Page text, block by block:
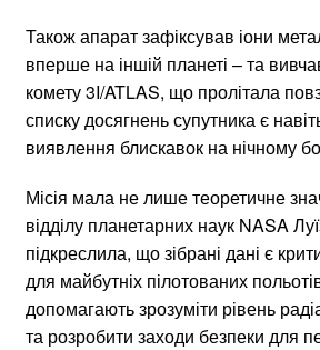
Також апарат зафіксував іони
вперше на іншій планеті – та
комету 3I/ATLAS, що пролітала
списку досягнень супутника є
виявлення блискавок на нічному
Місія мала не лише теоретичне
відділу планетарних наук NASA
підкреслила, що зібрані дані є
для майбутніх пілотованих
допомагають зрозуміти рівень
та розробити заходи безпеки для